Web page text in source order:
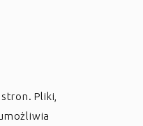
Pliki,